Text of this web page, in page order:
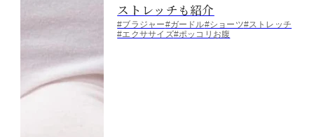
ストレッチも紹介
#ブラジャー#ガードル#ショーツ#ストレッチ
#エクササイズ#ポッコリお腹